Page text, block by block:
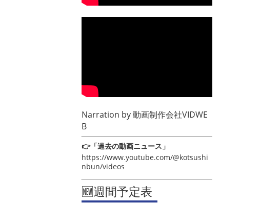
Narration by動画制作会社VIDWE
B
👉「過去の動画ニュース」
https://www.youtube.com/@kotsushi
nbun/videos
🆕週間予定表